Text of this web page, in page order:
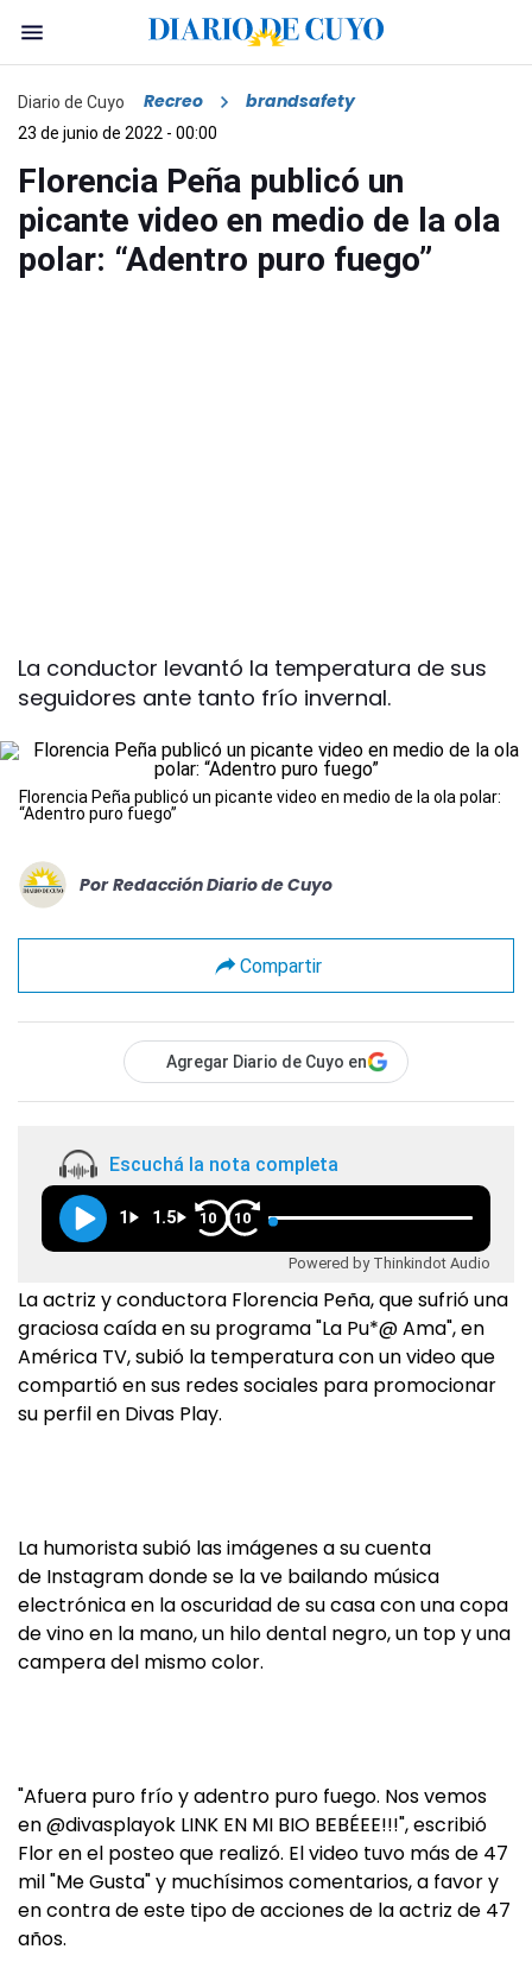
Diario de Cuyo Recreo brandsafety
23 de junio de 2022 - 00:00
Florencia Peña publicó un
picante video en medio de la ola
polar: “Adentro puro fuego”
La conductor levantó la temperatura de sus
seguidores ante tanto frío invernal.
Florencia Peña publicó un picante video en medio de la ola polar:
“Adentro puro fuego”
Por Redacción Diario de Cuyo
Compartir
Agregar Diario de Cuyo en
Escuchá la nota completa
1 1.5 10 10
Powered by Thinkindot Audio
La actriz y conductora Florencia Peña, que sufrió una
graciosa caída en su programa "La Pu*@ Ama", en
América TV, subió la temperatura con un video que
compartió en sus redes sociales para promocionar
su perfil en Divas Play.
La humorista subió las imágenes a su cuenta
de Instagram donde se la ve bailando música
electrónica en la oscuridad de su casa con una copa
de vino en la mano, un hilo dental negro, un top y una
campera del mismo color.
"Afuera puro frío y adentro puro fuego. Nos vemos
en @divasplayok LINK EN MI BIO BEBÉEE!!!", escribió
Flor en el posteo que realizó. El video tuvo más de 47
mil "Me Gusta" y muchísimos comentarios, a favor y
en contra de este tipo de acciones de la actriz de 47
años.